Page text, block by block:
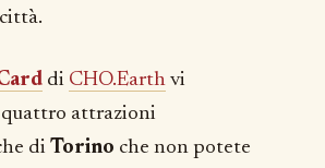
di CHO.Earth vi
attrazioni
di Torino che non potete